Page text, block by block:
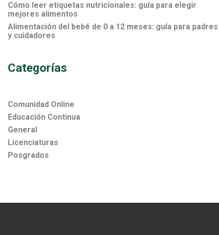
Cómo leer etiquetas nutricionales: guía para elegir
mejores alimentos
Alimentación del bebé de 0 a 12 meses: guía para padres
y cuidadores
Categorías
Comunidad Online
Educación Continua
General
Licenciaturas
Posgrados